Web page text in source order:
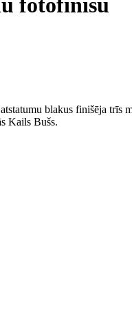
fotofinišu
blakus finišēja trīs
Kails Bušs.